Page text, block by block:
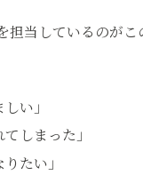
担当しているのが
い」
しまった」
たい」